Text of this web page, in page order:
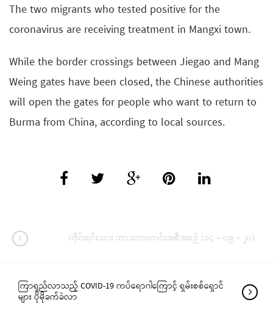
The two migrants who tested positive for the
coronavirus are receiving treatment in Mangxi town.
While the border crossings between Jiegao and Mang
Weing gates have been closed, the Chinese authorities
will open the gates for people who want to return to
Burma from China, according to local sources.
တိုင်းရင်းသား ဘာသာသတင်းအစီအစဉ် (၁၄ – ၀၉ – ၂၀)
ကြာရှည်လာသည့် COVID-19 ကပ်ရောဂါကြောင့် ရှမ်းစစ်ရှောင်
များ ပိုမိုခက်ခဲလာ